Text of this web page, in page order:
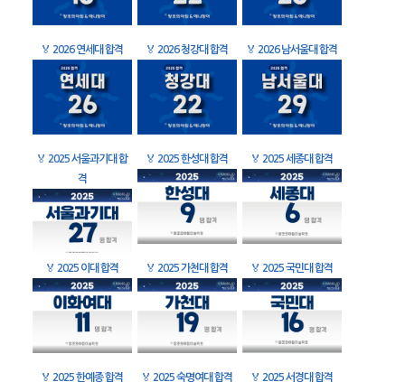
🏅 2026 연세대 합격 🏅 2026 청강대 합격 🏅 2026 남서울대 합격
🏅 2025 서울과기대 합
격
🏅 2025 한성대 합격 🏅 2025 세종대 합격
🏅 2025 이대 합격 🏅 2025 가천대 합격 🏅 2025 국민대 합격
🏅 2025 한예종 합격 🏅 2025 숙명여대 합격 🏅 2025 서경대 합격